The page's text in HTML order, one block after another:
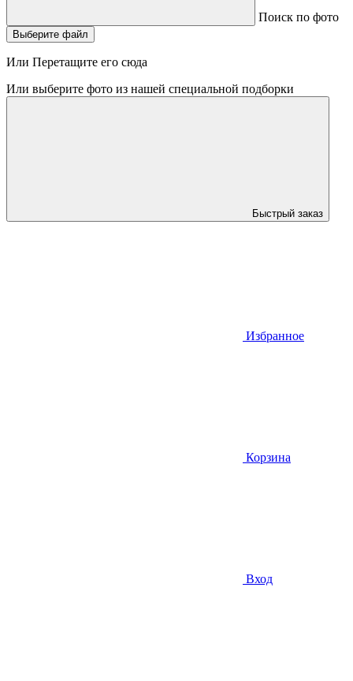
Поиск по фото
Выберите файл
Или Перетащите его сюда
Или выберите фото из нашей специальной подборки
Быстрый заказ
Избранное
Корзина
Вход